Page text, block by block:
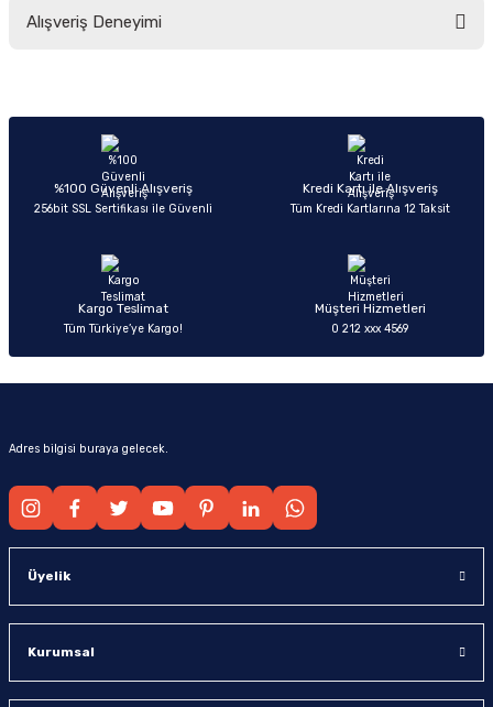
yetersiz gördüğünüz noktaları öneri formunu kullanarak tarafımıza
Ürün açıklamasında eksik bilgiler bulunuyor.
Ürün bilgilerinde hatalar bulunuyor.
Ürün fiyatı diğer sitelerden daha pahalı.
Alışveriş Deneyimi
Sitemize ilk yorumu siz yapın!
%100 Güvenli Alışveriş
256bit SSL Sertifikası ile Güvenli
Kredi Kartı ile Alışveriş
Tüm Kredi Kartlarına 12 Taksit
Kargo Teslimat
Tüm Türkiye’ye Kargo!
Müşteri Hizmetleri
0 212 xxx 4569
Adres bilgisi buraya gelecek.
Üyelik
Kurumsal